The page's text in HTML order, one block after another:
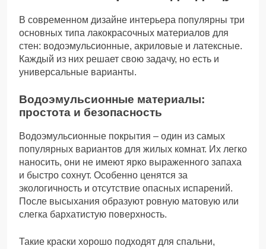
В современном дизайне интерьера популярны три
основных типа лакокрасочных материалов для
стен: водоэмульсионные, акриловые и латексные.
Каждый из них решает свою задачу, но есть и
универсальные варианты.
Водоэмульсионные материалы:
простота и безопасность
Водоэмульсионные покрытия – один из самых
популярных вариантов для жилых комнат. Их легко
наносить, они не имеют ярко выраженного запаха
и быстро сохнут. Особенно ценятся за
экологичность и отсутствие опасных испарений.
После высыхания образуют ровную матовую или
слегка бархатистую поверхность.
Такие краски хорошо подходят для спальни,